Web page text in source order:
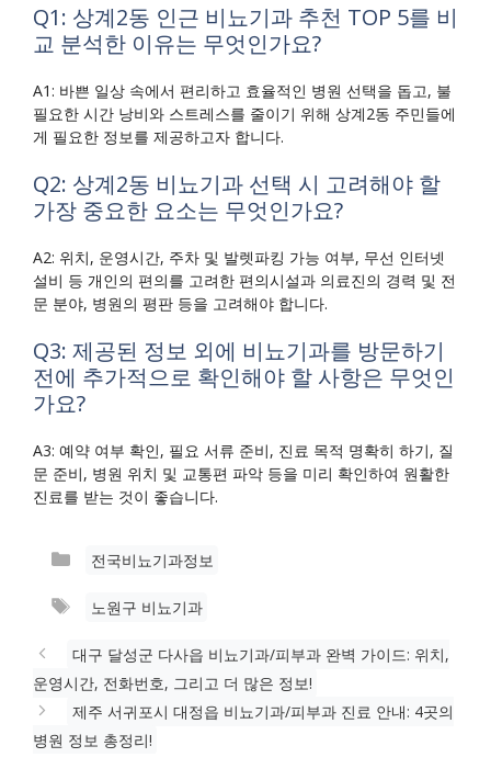
Q1: 상계2동 인근 비뇨기과 추천 TOP 5를 비
교 분석한 이유는 무엇인가요?
A1: 바쁜 일상 속에서 편리하고 효율적인 병원 선택을 돕고, 불
필요한 시간 낭비와 스트레스를 줄이기 위해 상계2동 주민들에
게 필요한 정보를 제공하고자 합니다.
Q2: 상계2동 비뇨기과 선택 시 고려해야 할
가장 중요한 요소는 무엇인가요?
A2: 위치, 운영시간, 주차 및 발렛파킹 가능 여부, 무선 인터넷
설비 등 개인의 편의를 고려한 편의시설과 의료진의 경력 및 전
문 분야, 병원의 평판 등을 고려해야 합니다.
Q3: 제공된 정보 외에 비뇨기과를 방문하기
전에 추가적으로 확인해야 할 사항은 무엇인
가요?
A3: 예약 여부 확인, 필요 서류 준비, 진료 목적 명확히 하기, 질
문 준비, 병원 위치 및 교통편 파악 등을 미리 확인하여 원활한
진료를 받는 것이 좋습니다.
카
고
전국비뇨기과정보
태
노원구 비뇨기과
대구 달성군 다사읍 비뇨기과/피부과 완벽 가이드: 위치,
운영시간, 전화번호, 그리고 더 많은 정보!
제주 서귀포시 대정읍 비뇨기과/피부과 진료 안내: 4곳의
병원 정보 총정리!